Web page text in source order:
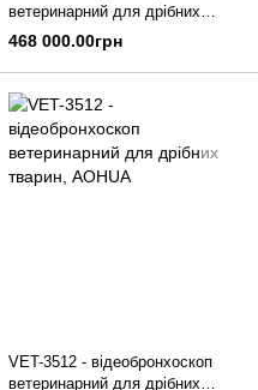
ветеринарний для дрібних
тварин (великий канал),
468 000.00грн
VET-3512 - відеобронхоскоп
ветеринарний для дрібних